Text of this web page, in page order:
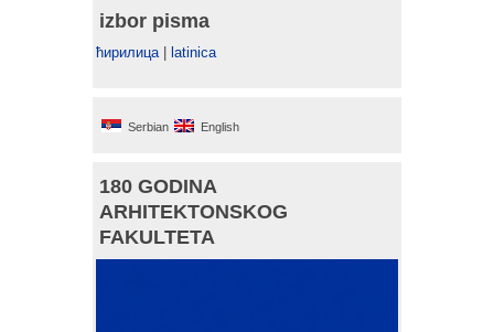
izbor pisma
ћирилица | latinica
Serbian English
180 GODINA
ARHITEKTONSKOG
FAKULTETA